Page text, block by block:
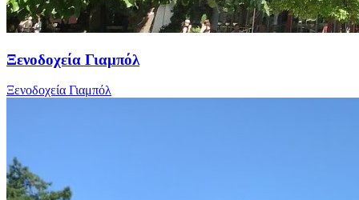
Ξενοδοχεία Γιαμπόλ
Ξενοδοχεία Γιαμπόλ